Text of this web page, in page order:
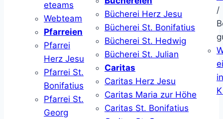
eteams
Webteam
Pfarreien
Pfarrei
Herz Jesu
Pfarrei St.
Bonifatius
Pfarrei St.
Georg
Bücherei Herz Jesu
Bücherei St. Bonifatius
Bücherei St. Hedwig
Bücherei St. Julian
Caritas
Caritas Herz Jesu
Caritas Maria zur Höhe
Caritas St. Bonifatius
/